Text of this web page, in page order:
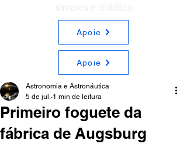
simples e didática
Apoie
Apoie
Primeiro foguete da
fábrica de Augsburg
Astronomia e Astronáutica
5 de jul. 1 min de leitura